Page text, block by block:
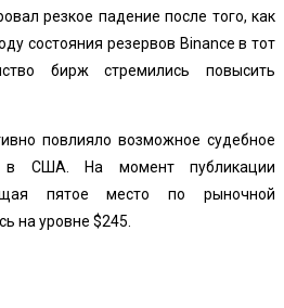
резкое падение после того, как
состояния резервов Binance в тот
бирж стремились повысить
повлияло возможное судебное
в США. На момент публикации
пятое место по рыночной
на уровне $245.